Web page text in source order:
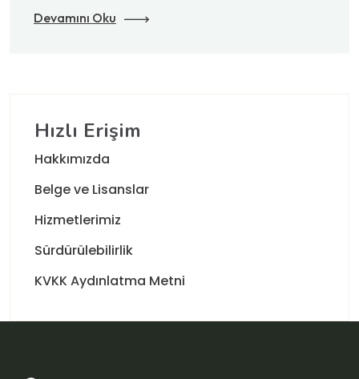
Devamını Oku
Hızlı Erişim
Hakkımızda
Belge ve Lisanslar
Hizmetlerimiz
Sürdürülebilirlik
KVKK Aydınlatma Metni